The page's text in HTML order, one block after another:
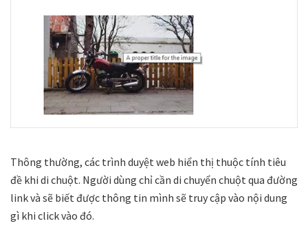
Thông thường, các trình duyệt web hiển thị thuộc tính tiêu
đề khi di chuột. Người dùng chỉ cần di chuyển chuột qua đường
link và sẽ biết được thông tin mình sẽ truy cập vào nội dung
gì khi click vào đó.